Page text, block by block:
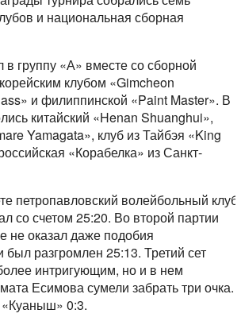
и национальная сборная
группу «А» вместе со сборной
клубом «Gimcheon
и филиппинской «Paint Master». В
китайский «Henan Shuanghui»,
Yamagata», клуб из Тайбэя «King
«Корабелка» из Санкт-
петропавловский волейбольный клуб
со счетом 25:20. Во второй партии
не оказал даже подобия
был разгромлен 25:13. Третий сет
интригующим, но и в нем
Есимова сумели забрать три очка.
0:3.